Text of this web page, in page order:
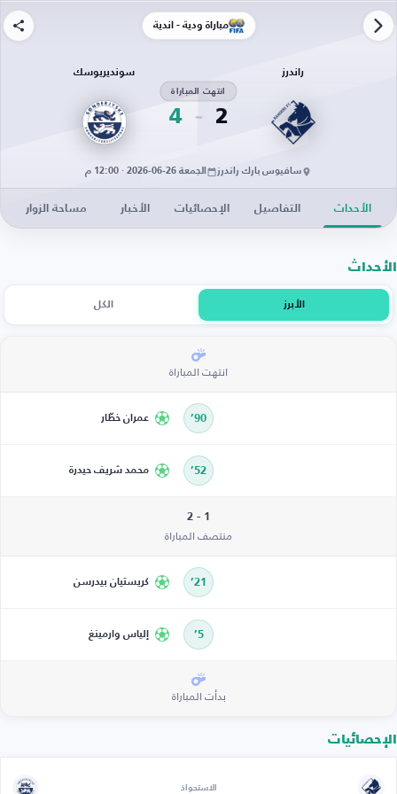
مباراة ودية - أندية
راندرز
2
انتهت المباراة
4
سونديريوسك
سافيوس بارك راندرز الجمعة 26-06-2026 · 12:00 م
الأحداث التفاصيل الإحصائيات الأخبار مساحة الزوار
الأحداث
الأبرز الكل
انتهت المباراة
90’ عمران خطّار
52’ محمد شريف حيدرة
1 - 2
منتصف المباراة
21’ كريستيان بيدرسن
5’ إلياس وارمينغ
بدأت المباراة
الإحصائيات
الاستحواذ